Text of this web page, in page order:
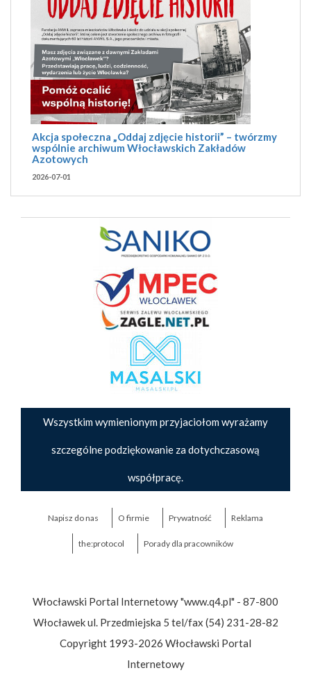
Akcja społeczna „Oddaj zdjęcie historii” – twórzmy
wspólnie archiwum Włocławskich Zakładów
Azotowych
2026-07-01
Wszystkim wymienionym przyjaciołom wyrażamy
szczególne podziękowanie za dotychczasową
współpracę.
Napisz do nas O firmie Prywatność Reklama
the:protocol Porady dla pracowników
Włocławski Portal Internetowy "www.q4.pl" - 87-800
Włocławek ul. Przedmiejska 5 tel/fax (54) 231-28-82
Copyright 1993-2026 Włocławski Portal
Internetowy